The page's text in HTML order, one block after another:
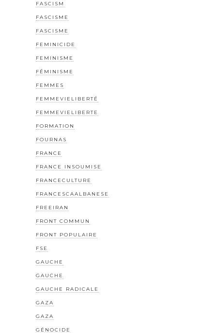
FASCISM
FASCISME
FASCISME
FEMINICIDE
FEMINISME
FÉMINISME
FEMMES
FEMMEVIELIBERTÉ
FEMMEVIELIBERTE
FORMATION
FOURNAS
FRANCE
FRANCE INSOUMISE
FRANCECULTURE
FRANCESCAALBANESE
FREEIRAN
FRONT COMMUN
FRONT POPULAIRE
FSE
GAUCHE
GAUCHE
GAUCHE RADICALE
GAZA
GAZA
GÉNOCIDE